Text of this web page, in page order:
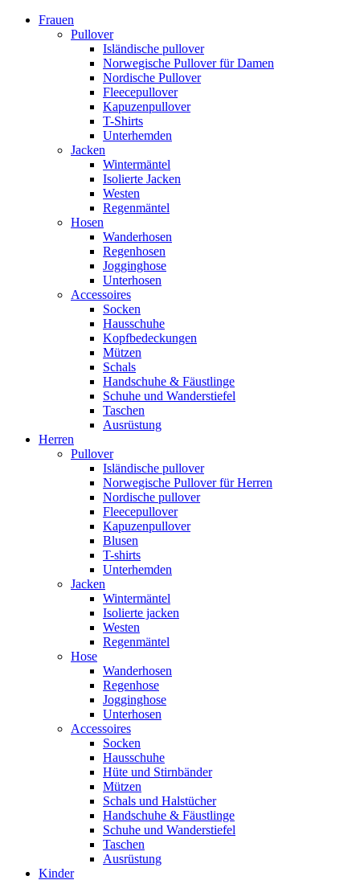
Frauen
Pullover
Isländische pullover
Norwegische Pullover für Damen
Nordische Pullover
Fleecepullover
Kapuzenpullover
T-Shirts
Unterhemden
Jacken
Wintermäntel
Isolierte Jacken
Westen
Regenmäntel
Hosen
Wanderhosen
Regenhosen
Jogginghose
Unterhosen
Accessoires
Socken
Hausschuhe
Kopfbedeckungen
Mützen
Schals
Handschuhe & Fäustlinge
Schuhe und Wanderstiefel
Taschen
Ausrüstung
Herren
Pullover
Isländische pullover
Norwegische Pullover für Herren
Nordische pullover
Fleecepullover
Kapuzenpullover
Blusen
T-shirts
Unterhemden
Jacken
Wintermäntel
Isolierte jacken
Westen
Regenmäntel
Hose
Wanderhosen
Regenhose
Jogginghose
Unterhosen
Accessoires
Socken
Hausschuhe
Hüte und Stirnbänder
Mützen
Schals und Halstücher
Handschuhe & Fäustlinge
Schuhe und Wanderstiefel
Taschen
Ausrüstung
Kinder